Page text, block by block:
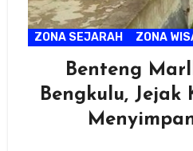
ZONA SEJARAH ZONA
Benteng
Bengkulu, Jejak